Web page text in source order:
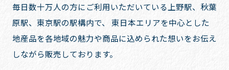
毎日数十万人の方にご利用いただいている上野駅、秋葉
原駅、東京駅の駅構内で、
東日本エリアを中心とした
地産品を各地域の魅力や商品に込められた想いをお伝え
しながら販売しております。